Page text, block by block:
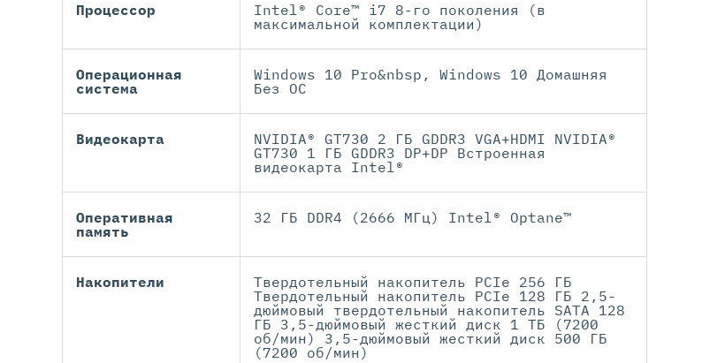
Процессор
Intel® Core™ i7 8-го поколения (в
максимальной комплектации)
Операционная
система
Windows 10 Pro&nbsp, Windows 10 Домашняя
Без ОС
Видеокарта
NVIDIA® GT730 2 ГБ GDDR3 VGA+HDMI NVIDIA®
GT730 1 ГБ GDDR3 DP+DP Встроенная
видеокарта Intel®
Оперативная
память
32 ГБ DDR4 (2666 МГц) Intel® Optane™
Накопители
Твердотельный накопитель PCIe 256 ГБ
Твердотельный накопитель PCIe 128 ГБ 2,5-
дюймовый твердотельный накопитель SATA 128
ГБ 3,5-дюймовый жесткий диск 1 ТБ (7200
об/мин) 3,5-дюймовый жесткий диск 500 ГБ
(7200 об/мин)